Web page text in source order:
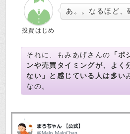
投資はじめ
あ。。なるほど、
それに、もみあげさんの
「ポ
ンや売買タイミングが、よく
ない」と感じている人は多い
なの。